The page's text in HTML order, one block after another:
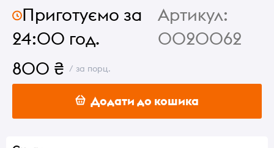
Приготуємо за
24:00 год.
Артикул:
0020062
800 ₴ / за порц.
Додати до кошика